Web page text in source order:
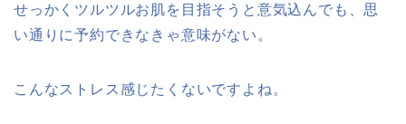
せっかくツルツルお肌を目指そうと意気込んでも、思
い通りに予約できなきゃ意味がない。
こんなストレス感じたくないですよね。